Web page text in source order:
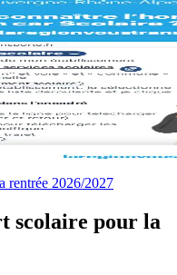
rentrée 2026/2027
scolaire pour la